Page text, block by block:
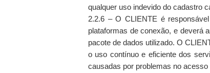
qualquer uso indevido do cadastro
2.2.6 – O CLIENTE é
plataformas de conexão, e deverá
pacote de dados utilizado. O
o uso contínuo e eficiente dos
causadas por problemas no